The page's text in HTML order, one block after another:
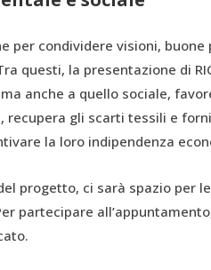
per condividere visioni,
questi, la presentazione di
anche a quello sociale,
recupera gli scarti tessili e
la loro indipendenza
progetto, ci sarà spazio per
partecipare